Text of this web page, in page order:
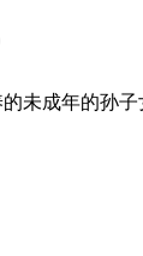
未成年的孙